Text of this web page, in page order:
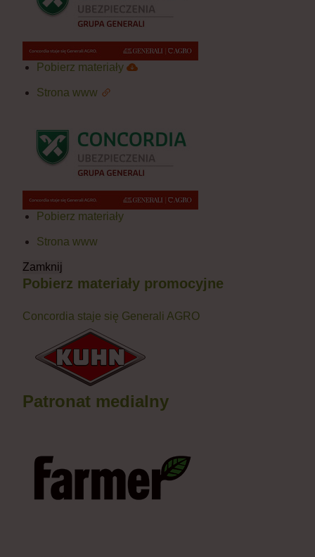
Pobierz materiały
Strona www
Pobierz materiały
Strona www
Zamknij
Pobierz materiały promocyjne
Concordia staje się Generali AGRO
Patronat medialny